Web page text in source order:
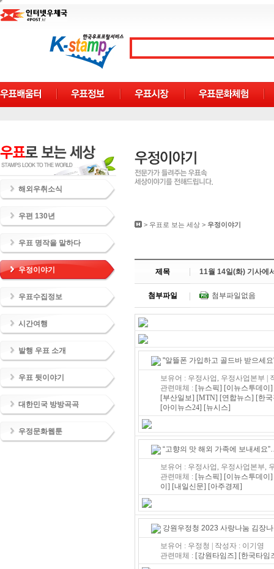
해외우취소식
우편 130년
우표 명작을 말하다
우정이야기
우표수집정보
시간여행
발행 우표 소개
우표 뒷이야기
대한민국 방방곡곡
우정문화웹툰
> 우표로 보는 세상 > 우정이야기
제목 11월 14일(화) 기사에
첨부파일 첨부파일없음
"알뜰폰 가입하고 골드바 받으세
보유어 : 우정사업, 우정사업본부
관련매체 : [뉴스픽] [이뉴스투데이]
[부산일보] [MTN] [연합뉴스] [한
[아이뉴스24] [뉴시스]
“고향의 맛 해외 가족에 보내세요
보유어 : 우정사업, 우정사업본부,
관련매체 : [뉴스픽] [이뉴스투데이]
이] [내일신문] [아주경제]
강원우정청 2023 사랑나눔 김장
보유어 : 우정청 | 작성자 : 이기영
관련매체 : [강원타임즈] [한국타임